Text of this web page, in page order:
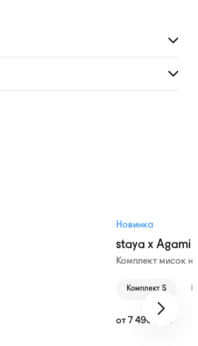
Новинка
staya x Agami
Комплект мисок
Комплект S
от 7 490 руб.